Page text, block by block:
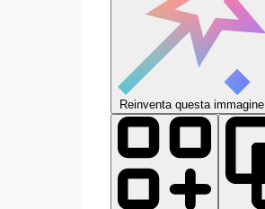
Reinventa questa immagine